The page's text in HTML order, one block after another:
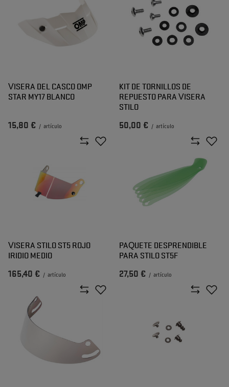
VISERA DEL CASCO OMP
STAR MY17 BLANCO
15,80 € / artículo
KIT DE TORNILLOS DE
REPUESTO PARA VISERA
STILO
50,00 € / artículo
VISERA STILO ST5 ROJO
IRIDIO MEDIO
165,40 € / artículo
PAQUETE DESPRENDIBLE
PARA STILO ST5F
27,50 € / artículo